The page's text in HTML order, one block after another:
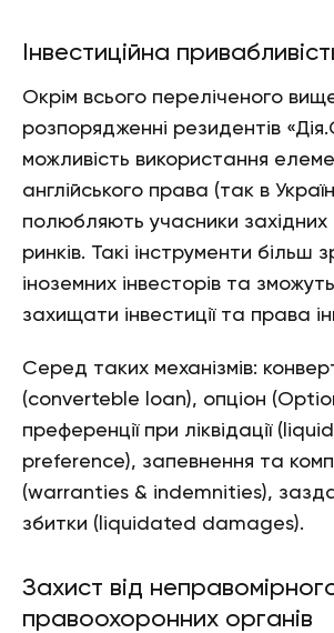
Інвестиційна
Окрім всього переліченого
розпорядженні резидентів
можливість використання
англійського права (так в
полюбляють учасники західних
ринків. Такі інструменти більш
іноземних інвесторів та
захищати інвестиції та права
Серед таких механізмів:
(converteble loan), опціон
преференції при ліквідації
preference), запевнення та
(warranties & indemnities),
збитки (liquidated damages).
Захист від
правоохоронних органів